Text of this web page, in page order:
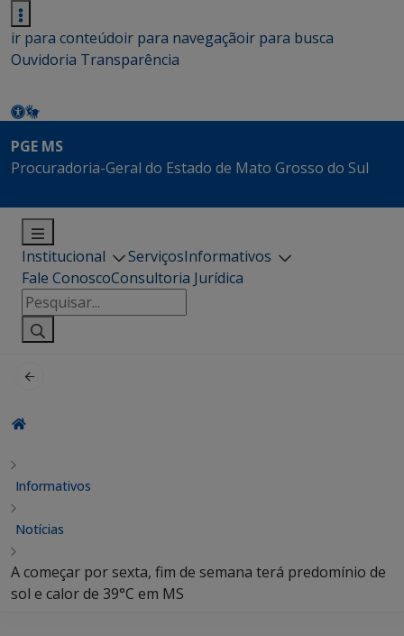
ir para conteúdoir para navegaçãoir para busca
Ouvidoria Transparência
PGE MS
Procuradoria-Geral do Estado de Mato Grosso do Sul
Institucional ServiçosInformativos
Fale ConoscoConsultoria Jurídica
Pesquisar
por:
Informativos
Notícias
A começar por sexta, fim de semana terá predomínio de
sol e calor de 39°C em MS